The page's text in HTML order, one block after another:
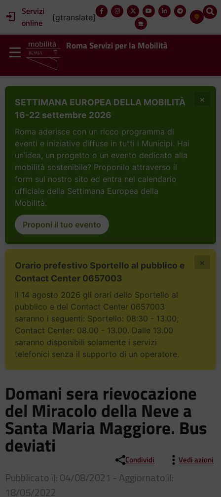
Servizi
online
[gtranslate]
Roma Servizi per la Mobilità
SETTIMANA EUROPEA DELLA MOBILITÀ
16-22 settembre 2026
Roma aderisce con un ricco programma di
eventi e iniziative diffuse in tutti i Municipi. Hai
un’idea, un progetto o un evento dedicato alla
mobilità sostenibile? Proponilo attraverso il
form sul nostro sito ed entra nel calendario
ufficiale della Settimana Europea della
Mobilità.
Proponi il tuo evento
×
Orario prefestivo Sportello al pubblico e
Contact Center 0657003
Il 14 agosto 2026 gli orari dello Sportello al
pubblico e del Contact Center 0657003
saranno i seguenti: Sportello: 08:30 - 13.00;
Contact Center: 08.00 - 13.00. Dalle 13.00
saranno disponibili solamente i servizi
telefonici senza il supporto di un operatore.
×
Domani sera rievocazione
del Miracolo della Neve a
Santa Maria Maggiore. Bus
deviati
Condividi Vedi azioni
Pubblicato il: 04/08/2021 - Aggiornato il:
18/05/2022